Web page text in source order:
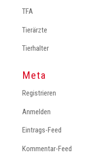
TFA
Tierärzte
Tierhalter
Meta
Registrieren
Anmelden
Eintrags-Feed
Kommentar-Feed